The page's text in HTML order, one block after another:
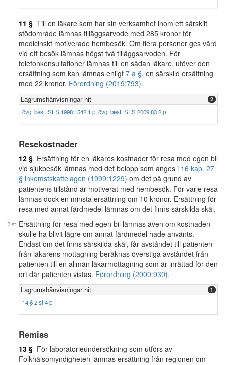
11 § Till en läkare som har sin verksamhet inom ett särskilt
stödområde lämnas tilläggsarvode med 285 kronor för
medicinskt motiverade hembesök. Om flera personer ges vård
vid ett besök lämnas högst två tilläggsarvoden. För
telefonkonsultationer lämnas till en sådan läkare, utöver den
ersättning som kan lämnas enligt 7 a §, en särskild ersättning
med 22 kronor. Förordning (2019:793).
Lagrumshänvisningar hit 2
övg. best. SFS 1998:1542 1 p, övg. best. SFS 2009:83 2 p
Resekostnader
12 § Ersättning för en läkares kostnader för resa med egen bil
vid sjukbesök lämnas med det belopp som anges i 16 kap. 27
§ inkomstskattelagen (1999:1229) om det på grund av
patientens tillstånd är motiverat med hembesök. För varje resa
lämnas dock en minsta ersättning om 10 kronor. Ersättning för
resa med annat färdmedel lämnas om det finns särskilda skäl.
Ersättning för resa med egen bil lämnas även om kostnaden
skulle ha blivit lägre om annat färdmedel hade använts.
Endast om det finns särskilda skäl, får avståndet till patienten
från läkarens mottagning beräknas överstiga avståndet från
patienten till en allmän läkarmottagning som är inrättad för den
ort där patienten vistas. Förordning (2000:930).
Lagrumshänvisningar hit 1
14 § 2 st 4 p
Remiss
13 § För laboratorieundersökning som utförs av
Folkhälsomyndigheten lämnas ersättning från regionen om